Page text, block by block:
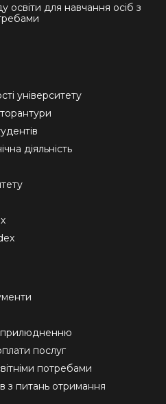
освіти для навчання осіб з
університету
діяльність
послуг
потребами
з питань отримання